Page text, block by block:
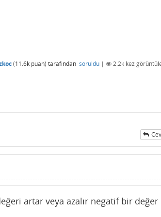
(11.6k puan) tarafından soruldu | 2.2k kez
artar veya azalır negatif bir değer